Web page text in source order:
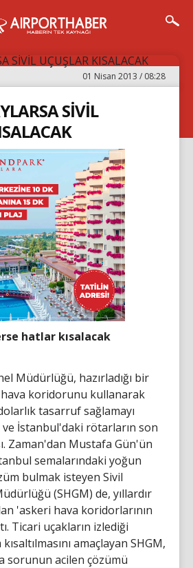
01 Nisan 2013 / 08:28
SİVİL
hatlar kısalacak
Müdürlüğü, hazırladığı bir
koridorunu kullanarak
tasarruf sağlamayı
ve İstanbul'daki rötarların son
Zaman'dan Mustafa Gün'ün
semalarındaki yoğun
bulmak isteyen Sivil
(SHGM) de, yıllardır
'askeri hava koridorlarının
Ticari uçakların izlediği
amaçlayan SHGM,
sorunun acilen çözümü